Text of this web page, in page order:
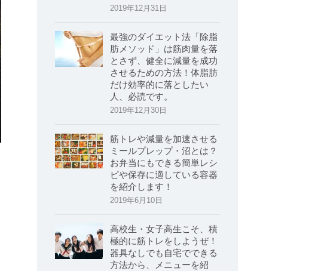
2019年12月31日
最強のダイエット法「除脂
肪メソッド」は筋肉量を落
とさず、健全に減量を成功
させるための方法！体脂肪
だけ効率的に落としたい
人、必読です。
2019年12月30日
筋トレや減量を加速させる
ミールプレップ・沼とは？
お弁当にもできる簡単レシ
ピや保存に適している容器
を紹介します！
2019年6月10日
高校生・女子高生こそ、積
極的に筋トレをしようぜ！
器具なしでも自宅でできる
方法から、メニューを紹